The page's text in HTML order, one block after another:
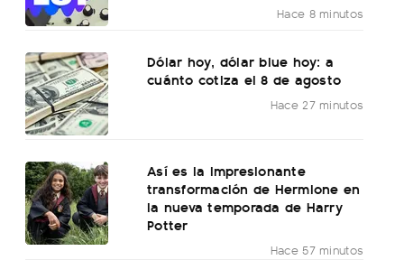
Hace 8 minutos
Dólar hoy, dólar blue hoy: a
cuánto cotiza el 8 de agosto
Hace 27 minutos
Así es la impresionante
transformación de Hermione en
la nueva temporada de Harry
Potter
Hace 57 minutos